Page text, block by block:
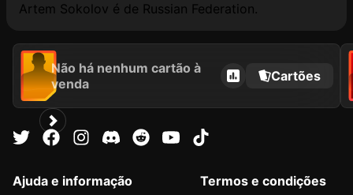
Artem Sokolov é de Russian Federation.
Não há nenhum cartão à
venda
Cartões
Ajuda e informação
Termos e condições